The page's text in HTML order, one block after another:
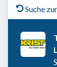
Suche